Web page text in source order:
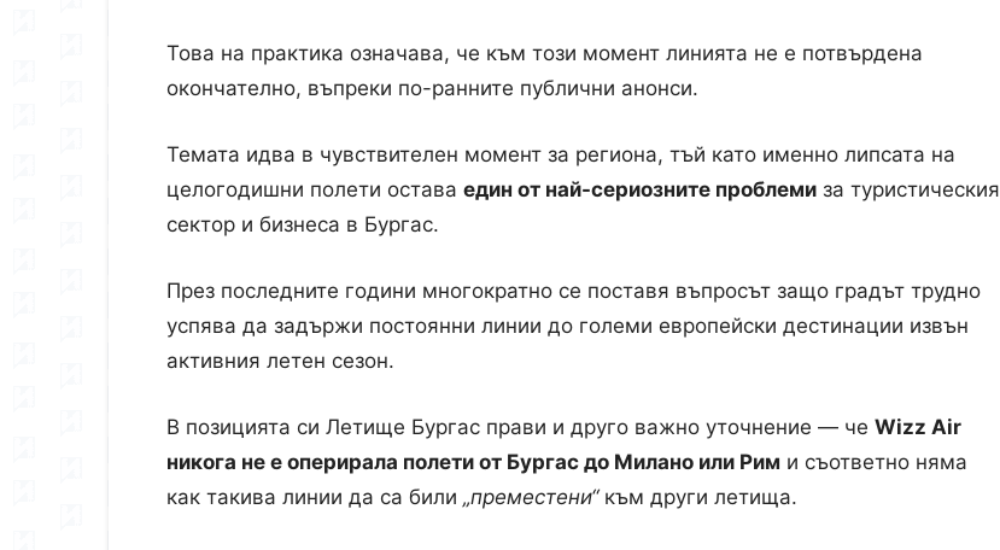
Това на практика означава, че към този момент линията не е потвърдена
окончателно, въпреки по-ранните публични анонси.
Темата идва в чувствителен момент за региона, тъй като именно липсата на
целогодишни полети остава един от най-сериозните проблеми за туристическия
сектор и бизнеса в Бургас.
През последните години многократно се поставя въпросът защо градът трудно
успява да задържи постоянни линии до големи европейски дестинации извън
активния летен сезон.
В позицията си Летище Бургас прави и друго важно уточнение — че Wizz Air
никога не е оперирала полети от Бургас до Милано или Рим и съответно няма
как такива линии да са били „преместени“към други летища.